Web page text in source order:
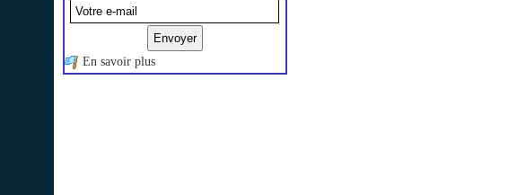
En savoir plus